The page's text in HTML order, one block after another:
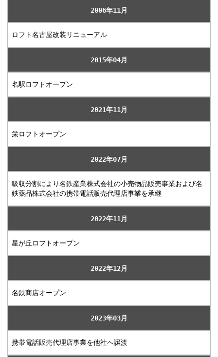
2006年11月
ロフト名古屋改装リニューアル
2015年04月
名駅ロフトオープン
2021年11月
栄ロフトオープン
2022年07月
吸収分割により名鉄産業株式会社の小売物品販売事業および名
鉄薬品株式会社の携帯電話販売代理店事業を承継
2022年11月
星が丘ロフトオープン
2022年12月
名鉄商店オープン
2023年03月
携帯電話販売代理店事業を他社へ譲渡